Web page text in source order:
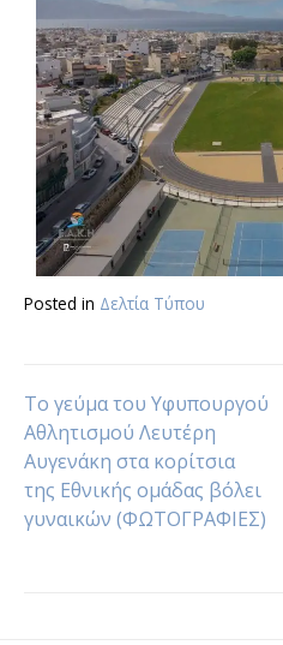
Posted in Δελτία Τύπου
Το γεύμα του Υφυπουργού
Αθλητισμού Λευτέρη
Αυγενάκη στα κορίτσια
της Εθνικής ομάδας βόλει
γυναικών (ΦΩΤΟΓΡΑΦΙΕΣ)